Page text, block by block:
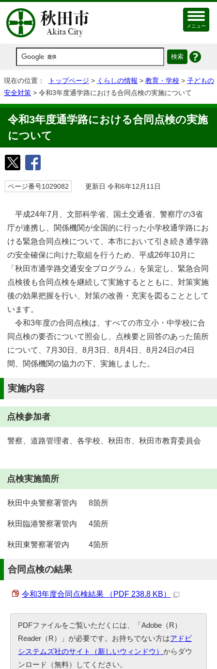
メニュー
現在の位置： トップページ > くらしの情報 > 教育・学校 > 子どもの
安全対策 > 令和3年度通学路における合同点検の実施について
令和3年度通学路における合同点検の実施
について
ページ番号1029082 更新日 令和6年12月11日
平成24年7月、文部科学省、国土交通省、警察庁の3省
庁が連携し、関係機関が全国的に行った小学校通学路にお
ける緊急合同点検について、本市において引き続き通学路
の安全確保に向けた取組を行うため、平成26年10月に
「秋田市通学路交通安全プログラム」を策定し、緊急合同
点検後も合同点検を継続して実施するとともに、対策実施
後の効果把握を行い、対策の改善・充実を図ることとして
います。
令和3年度の合同点検は、すべての市立小・中学校に合
同点検の要否について照会し、点検要と回答のあった箇所
について、7月30日、8月3日、8月4日、8月24日の4日
間、関係機関の協力の下、実施しました。
実施内容
点検参加者
警察、道路管理者、各学校、秋田市、秋田市教育委員会
点検実施箇所
秋田中央警察署管内 8箇所
秋田臨港警察署管内 4箇所
秋田東警察署管内 4箇所
合同点検の結果
令和3年度合同点検結果 （PDF 238.8 KB）
PDFファイルをご覧いただくには、「Adobe（R）
Reader（R）」が必要です。お持ちでない方はアドビ
システムズ社のサイト（新しいウィンドウ）からダウ
ンロード（無料）してください。